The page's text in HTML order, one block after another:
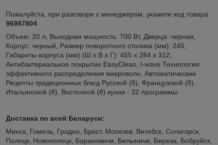
Пожалуйста, при разговоре с менеджером, укажите код товара:
96987804
Объем: 20 л, Выходная мощность: 700 Вт, Дверца: черная,
Корпус: черный, Размер поворотного столика (мм): 245,
Габариты корпуса (мм) (Ш x В x Г): 455 x 284 x 312,
Антибактериальное покрытие EasyClean, I-wave Технология
эффективного распределения микроволн, Автоматические
Рецепты традиционных блюд Русской (8), Французской (8),
Итальянской (8), Восточной (8) кухни - 32 программы
Доставка по всей Беларуси:
Минск, Гомель, Гродно, Брест, Могилев, Витебск, Солигорск,
Полоцк, Новополоцк, Барановичи, Белыничи, Береза, Бобруйск,